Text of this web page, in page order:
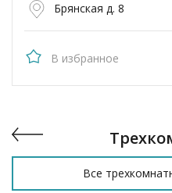
Брянская д. 8
В избранное
Все